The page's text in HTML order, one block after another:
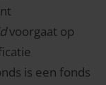
voorgaat op
is een fonds